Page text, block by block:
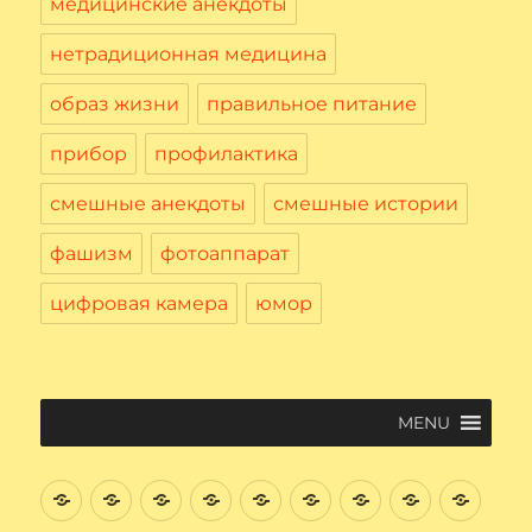
нетрадиционная медицина
образ жизни правильное питание
прибор профилактика
смешные анекдоты смешные истории
фашизм фотоаппарат
цифровая камера юмор
MENU
ВведениеЦифровая
ФайловаяТекстовый
Интернет
НачнемЭлектронная